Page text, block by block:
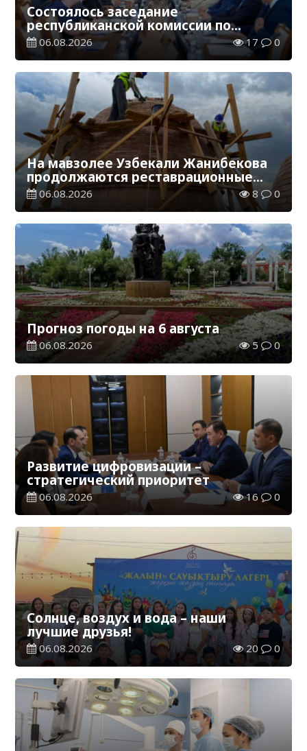
Состоялось заседание
республиканской комиссии по
присуждению образовательных
грантов
06.08.2026 17 0
На мавзолее Узбекали Жанибекова
продолжаются реставрационные
работы
06.08.2026 8 0
Прогноз погоды на 6 августа
06.08.2026 5 0
Развитие цифровизации –
стратегический приоритет
06.08.2026 16 0
Солнце, воздух и вода – наши
лучшие друзья!
06.08.2026 20 0